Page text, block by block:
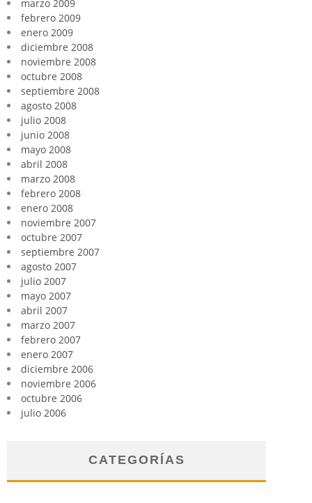
marzo 2009
febrero 2009
enero 2009
diciembre 2008
noviembre 2008
octubre 2008
septiembre 2008
agosto 2008
julio 2008
junio 2008
mayo 2008
abril 2008
marzo 2008
febrero 2008
enero 2008
noviembre 2007
octubre 2007
septiembre 2007
agosto 2007
julio 2007
mayo 2007
abril 2007
marzo 2007
febrero 2007
enero 2007
diciembre 2006
noviembre 2006
octubre 2006
julio 2006
CATEGORÍAS